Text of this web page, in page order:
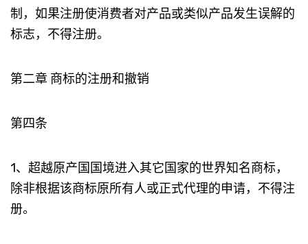
制，如果注册使消费者对产品或类似产品发生误解的
标志，不得注册。
第二章 商标的注册和撤销
第四条
1、超越原产国国境进入其它国家的世界知名商标，
除非根据该商标原所有人或正式代理的申请，不得注
册。